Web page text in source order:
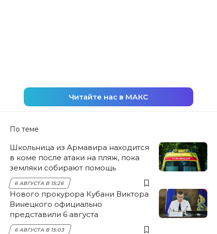
Читайте нас в МАКС
По теме
Школьница из Армавира находится
в коме после атаки на пляж, пока
земляки собирают помощь
6 АВГУСТА В 15:26
Нового прокурора Кубани Виктора
Винецкого официально
представили 6 августа
6 АВГУСТА В 15:03